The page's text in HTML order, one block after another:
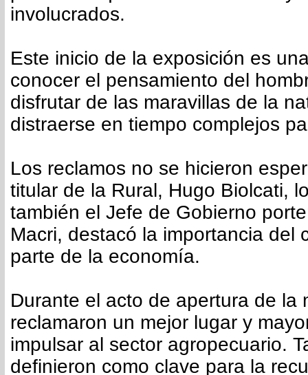
involucrados.
Este inicio de la exposición es
conocer el pensamiento del
disfrutar de las maravillas de la
distraerse en tiempo complejos
Los reclamos no se hicieron
titular de la Rural, Hugo Biolcati,
también el Jefe de Gobierno
Macri, destacó la importancia del
parte de la economía.
Durante el acto de apertura de la
reclamaron un mejor lugar y
impulsar al sector agropecuario.
definieron como clave para la